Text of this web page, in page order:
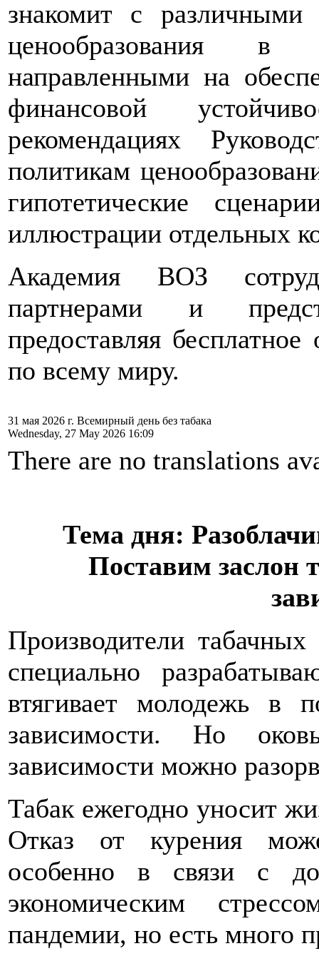
знакомит с различными
ценообразования в
направленными на
финансовой
рекомендациях
политикам
гипотетические
иллюстрации отдельных
Академия ВОЗ
партнерами и
предоставляя
по всему миру.
31 мая 2026 г. Всемирный день без табака
Wednesday, 27 May 2026 16:09
There are no translations
Тема дня:
Поставим заслон
Производители
специально
втягивает молодежь в
зависимости. Но
зависимости можно
Табак ежегодно уносит
Отказ от курения
особенно в связи с
экономическим
пандемии, но есть много